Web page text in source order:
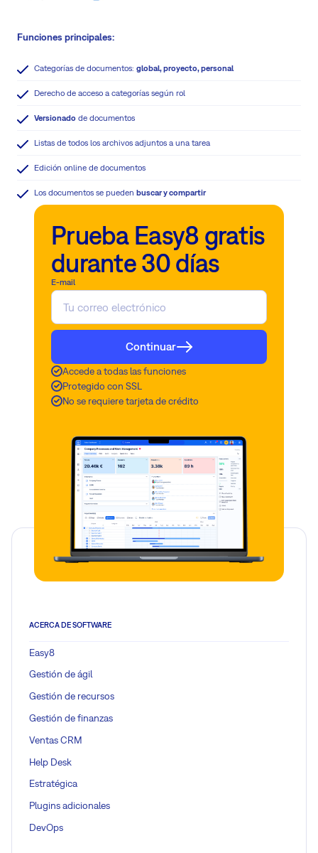
Funciones principales:
Categorías de documentos: global, proyecto, personal
Derecho de acceso a categorías según rol
Versionado de documentos
Listas de todos los archivos adjuntos a una tarea
Edición online de documentos
Los documentos se pueden buscar y compartir
Prueba Easy8 gratis
durante 30 días
E-mail
Continuar
Accede a todas las funciones
Protegido con SSL
No se requiere tarjeta de crédito
ACERCA DE SOFTWARE
Easy8
Gestión de ágil
Gestión de recursos
Gestión de finanzas
Ventas CRM
Help Desk
Estratégica
Plugins adicionales
DevOps